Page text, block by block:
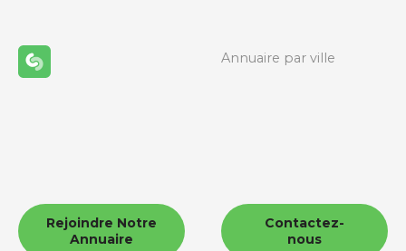
Annuaire par ville
Rejoindre Notre
Annuaire
Contactez-
nous